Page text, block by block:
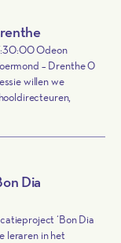
Odeon
– Drenthe 0
willen we
Dia
‘Bon Dia
leraren in het